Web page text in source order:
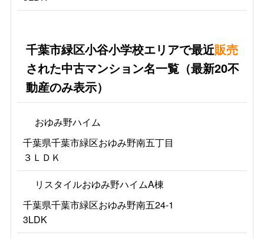
千葉市緑区小谷小学校エリアで最近販売
された中古マンション名一覧（最新20不
動産のみ表示）
おゆみ野ハイム
千葉県千葉市緑区おゆみ野南五丁目
３ＬＤＫ
リスタイルおゆみ野ハイムA棟
千葉県千葉市緑区おゆみ野南五24-1
3LDK